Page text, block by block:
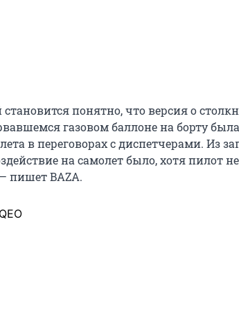
становится понятно, что версия о
газовом баллоне на борту
в переговорах с диспетчерами. Из
на самолет было, хотя пилот
пишет BAZA.